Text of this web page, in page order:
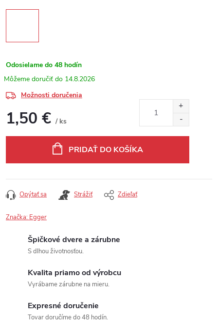
Odosielame do 48 hodín
14.8.2026
Možnosti doručenia
1,50 € / ks
PRIDAŤ DO KOŠÍKA
Opýtať sa Strážiť Zdieľať
Značka: Egger
Špičkové dvere a zárubne
S dlhou životnosťou.
Kvalita priamo od výrobcu
Vyrábame zárubne na mieru.
Expresné doručenie
Tovar doručíme do 48 hodín.